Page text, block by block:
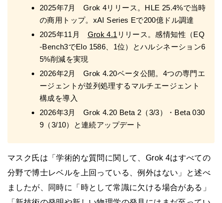
2025年7月 Grok 4リリース。HLE 25.4%で当時
の商用トップ。xAI Series Eで200億ドル調達
2025年11月 Grok 4.1 リリース。感情知性（EQ
-Bench3でElo 1586、1位）とハルシネーション6
5%削減を実現
2026年2月 Grok 4.20ベータ公開。4つの専門エ
ージェントが並列処理するマルチエージェント
構成を導入
2026年3月 Grok 4.20 Beta 2（3/3）・Beta 030
9（3/10）と連続アップデート
マスク氏は「学術的な質問に関して、Grok 4はすべての
分野で博士レベルを上回っている、例外はない」と述べ
ましたが、同時に「時として常識に欠ける場合がある」